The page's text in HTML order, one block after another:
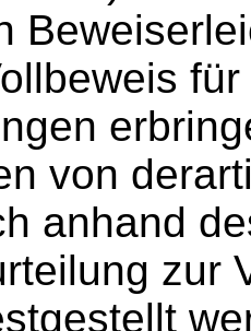
von
anhand
zur